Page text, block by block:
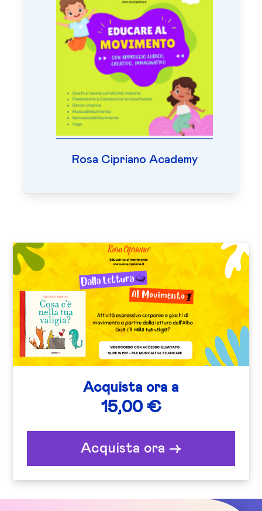
Rosa Cipriano Academy
Acquista ora a
15,00 €
Acquista ora ->